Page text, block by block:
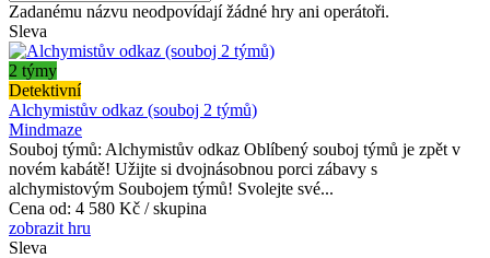
Zadanému názvu neodpovídají žádné hry ani operátoři.
Sleva
2 týmy
Detektivní
Alchymistův odkaz (souboj 2 týmů)
Mindmaze
Souboj týmů: Alchymistův odkaz Oblíbený souboj týmů je zpět v
novém kabátě! Užijte si dvojnásobnou porci zábavy s
alchymistovým Soubojem týmů! Svolejte své...
Cena od: 4 580 Kč / skupina
zobrazit hru
Sleva